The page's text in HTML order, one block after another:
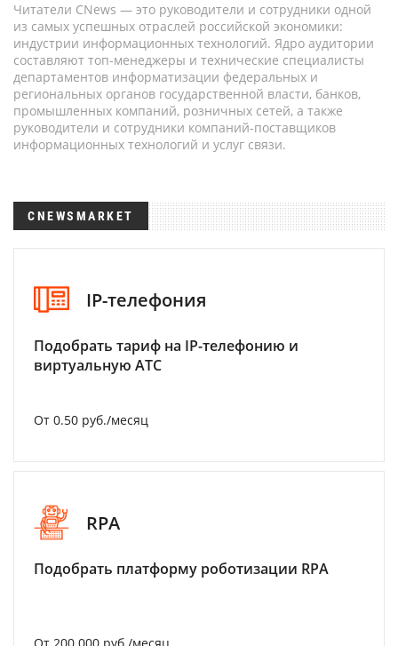
Читатели CNews — это руководители и сотрудники одной
из самых успешных отраслей российской экономики:
индустрии информационных технологий. Ядро аудитории
составляют топ-менеджеры и технические специалисты
департаментов информатизации федеральных и
региональных органов государственной власти, банков,
промышленных компаний, розничных сетей, а также
руководители и сотрудники компаний-поставщиков
информационных технологий и услуг связи.
CNEWSMARKET
IP-телефония
Подобрать тариф на IP-телефонию и
виртуальную АТС
От 0.50 руб./месяц
RPA
Подобрать платформу роботизации RPA